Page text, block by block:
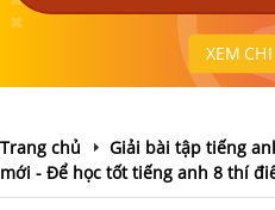
XEM
Trang chủ
Giải bài tập tiếng
mới - Để học tốt tiếng anh 8 thí